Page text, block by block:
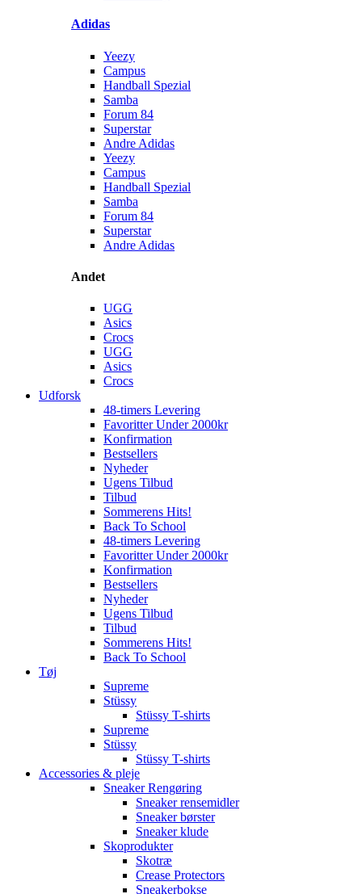
Adidas
Yeezy
Campus
Handball Spezial
Samba
Forum 84
Superstar
Andre Adidas
Yeezy
Campus
Handball Spezial
Samba
Forum 84
Superstar
Andre Adidas
Andet
UGG
Asics
Crocs
UGG
Asics
Crocs
Udforsk
48-timers Levering
Favoritter Under 2000kr
Konfirmation
Bestsellers
Nyheder
Ugens Tilbud
Tilbud
Sommerens Hits!
Back To School
48-timers Levering
Favoritter Under 2000kr
Konfirmation
Bestsellers
Nyheder
Ugens Tilbud
Tilbud
Sommerens Hits!
Back To School
Tøj
Supreme
Stüssy
Stüssy T-shirts
Supreme
Stüssy
Stüssy T-shirts
Accessories & pleje
Sneaker Rengøring
Sneaker rensemidler
Sneaker børster
Sneaker klude
Skoprodukter
Skotræ
Crease Protectors
Sneakerbokse